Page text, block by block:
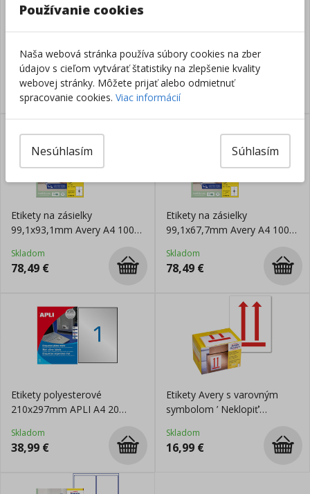
’šachovnicový vzor’ 45,7 x
21,2 mm A4 strieborné 10
hárkov
Skladom
36,49€
45,7x21,2mm APLI A4 20
hárkov strieborné
Skladom
38,99€
Etikety na zásielky
99,1x93,1mm Avery A4 100
Skladom
78,49 €
Etikety na zásielky
99,1x67,7mm Avery A4 100
Skladom
78,49 €
Etikety polyesterové
210x297mm APLI A4 20
Skladom
38,99 €
Etikety Avery s varovným
symbolom ’ Neklopiť’
Skladom
16,99 €
Používanie cookies
Naša webová stránka používa súbory cookies na zber
údajov s cieľom vytvárať štatistiky na zlepšenie kvality
webovej stránky. Môžete prijať alebo odmietnuť
spracovanie cookies. Viac informácií
Súhlasím
Nesúhlasím